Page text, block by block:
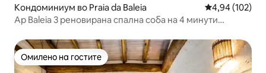
Кондоминиум во Praia da Baleia Просечна
4,94 (102)
Ap Baleia 3 реновирана спална соба на 4 минути
Омилено на гостите
Омилено на гостите